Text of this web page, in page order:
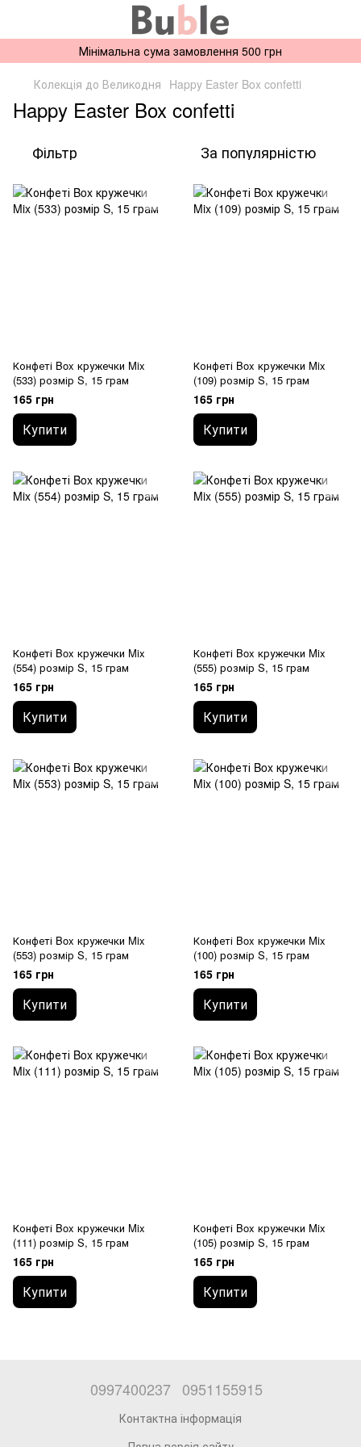
Мінімальна сума замовлення 500 грн
Колекція до Великодня Happy Easter Box confetti
Happy Easter Box confetti
Фільтр За популярністю
Конфеті Box кружечки Mix
(533) розмір S, 15 грам
165 грн
Купити
Конфеті Box кружечки Mix
(109) розмір S, 15 грам
165 грн
Купити
Конфеті Box кружечки Mix
(554) розмір S, 15 грам
165 грн
Купити
Конфеті Box кружечки Mix
(555) розмір S, 15 грам
165 грн
Купити
Конфеті Box кружечки Mix
(553) розмір S, 15 грам
165 грн
Купити
Конфеті Box кружечки Mix
(100) розмір S, 15 грам
165 грн
Купити
Конфеті Box кружечки Mix
(111) розмір S, 15 грам
165 грн
Купити
Конфеті Box кружечки Mix
(105) розмір S, 15 грам
165 грн
Купити
0997400237 0951155915
Контактна інформація